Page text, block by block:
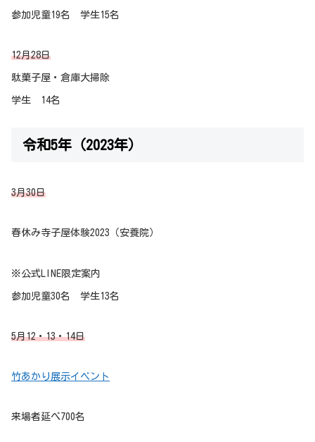
参加児童19名 学生15名
12月28日
駄菓子屋・ 倉庫大掃除
学生 14名
令和5年（2023年）
3月30日
春休み寺子屋体験2023（安養院）
※公式LINE限定案内
参加児童30名 学生13名
5月12・13・14日
竹あかり展示イベント
来場者延べ700名